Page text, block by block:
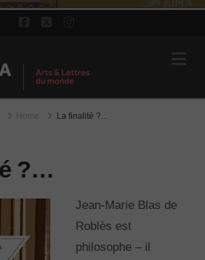
NON-FICTION
JUILLET 24, 2026
HomeHome La finalité ?...
?…
Jean-Marie Blas de
Roblès est
philosophe – il